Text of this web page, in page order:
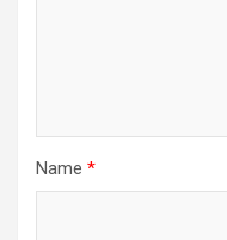
Name *